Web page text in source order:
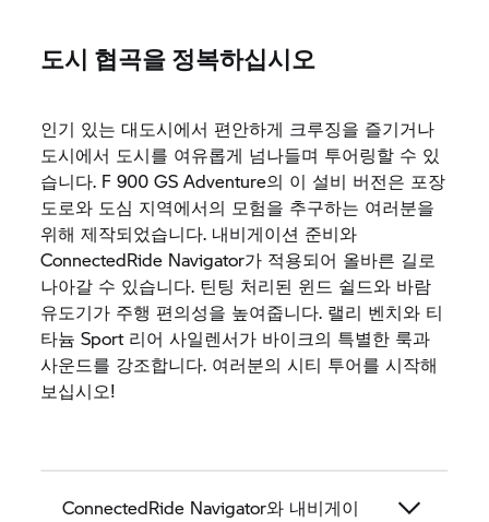
도시 협곡을 정복하십시오
인기 있는 대도시에서 편안하게 크루징을 즐기거나
도시에서 도시를 여유롭게 넘나들며 투어링할 수 있
습니다. F 900 GS Adventure의 이 설비 버전은 포장
도로와 도심 지역에서의 모험을 추구하는 여러분을
위해 제작되었습니다. 내비게이션 준비와
ConnectedRide Navigator가 적용되어 올바른 길로
나아갈 수 있습니다. 틴팅 처리된 윈드 쉴드와 바람
유도기가 주행 편의성을 높여줍니다. 랠리 벤치와 티
타늄 Sport 리어 사일렌서가 바이크의 특별한 룩과
사운드를 강조합니다. 여러분의 시티 투어를 시작해
보십시오!
ConnectedRide Navigator와 내비게이